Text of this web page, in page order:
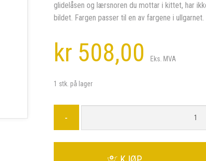
glidelåsen og lærsnoren du mottar i kittet, har
bildet. Fargen passer til en av fargene i ullgarnet.
kr 508,00 Eks. MVA
1 stk. på lager
-